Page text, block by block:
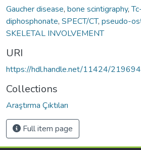
Gaucher disease, bone scintigraphy,
diphosphonate, SPECT/CT, pseudo-
SKELETAL INVOLVEMENT
URI
https://hdl.handle.net/11424/219694
Collections
Araştırma Çıktıları
Full item page